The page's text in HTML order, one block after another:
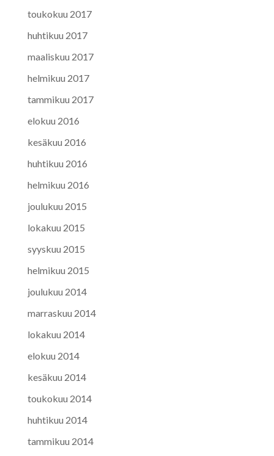
toukokuu 2017
huhtikuu 2017
maaliskuu 2017
helmikuu 2017
tammikuu 2017
elokuu 2016
kesäkuu 2016
huhtikuu 2016
helmikuu 2016
joulukuu 2015
lokakuu 2015
syyskuu 2015
helmikuu 2015
joulukuu 2014
marraskuu 2014
lokakuu 2014
elokuu 2014
kesäkuu 2014
toukokuu 2014
huhtikuu 2014
tammikuu 2014